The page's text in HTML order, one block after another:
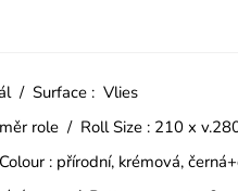
/ Surface : Vlies
role / Roll Size : 210 x
: přírodní, krémová,